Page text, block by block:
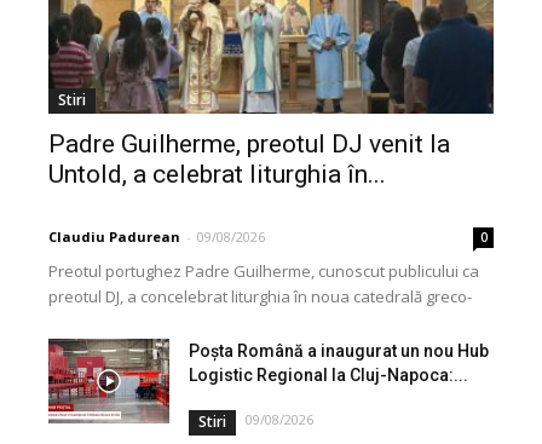
Stiri
Padre Guilherme, preotul DJ venit la
Untold, a celebrat liturghia în...
Claudiu Padurean - 09/08/2026 0
Preotul portughez Padre Guilherme, cunoscut publicului ca
preotul DJ, a concelebrat liturghia în noua catedrală greco-
Credinței din...
Poșta Română a inaugurat un nou Hub
Logistic Regional la Cluj-Napoca:...
Stiri 09/08/2026